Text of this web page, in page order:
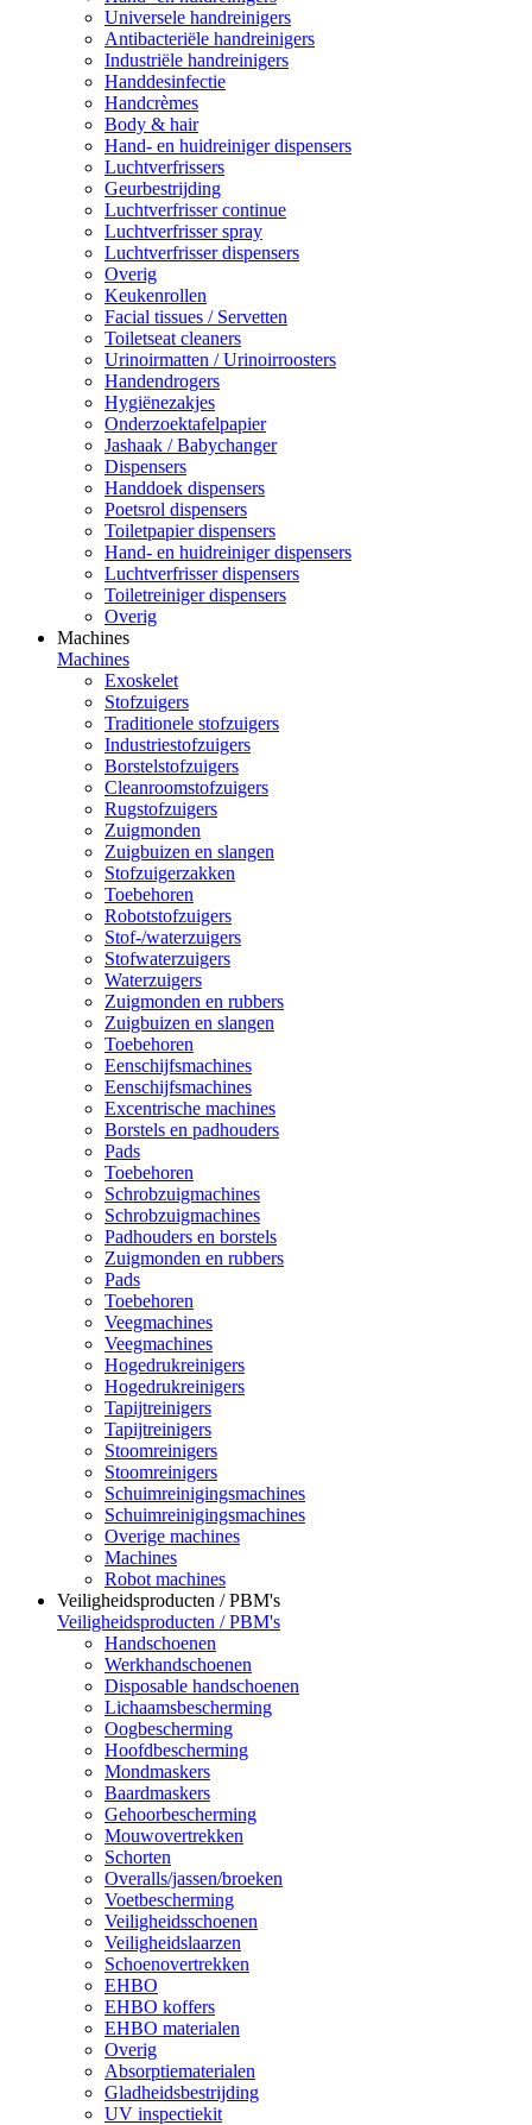
Universele handreinigers
Antibacteriële handreinigers
Industriële handreinigers
Handdesinfectie
Handcrèmes
Body & hair
Hand- en huidreiniger dispensers
Luchtverfrissers
Geurbestrijding
Luchtverfrisser continue
Luchtverfrisser spray
Luchtverfrisser dispensers
Overig
Keukenrollen
Facial tissues / Servetten
Toiletseat cleaners
Urinoirmatten / Urinoirroosters
Handendrogers
Hygiënezakjes
Onderzoektafelpapier
Jashaak / Babychanger
Dispensers
Handdoek dispensers
Poetsrol dispensers
Toiletpapier dispensers
Hand- en huidreiniger dispensers
Luchtverfrisser dispensers
Toiletreiniger dispensers
Overig
Machines
Machines
Exoskelet
Stofzuigers
Traditionele stofzuigers
Industriestofzuigers
Borstelstofzuigers
Cleanroomstofzuigers
Rugstofzuigers
Zuigmonden
Zuigbuizen en slangen
Stofzuigerzakken
Toebehoren
Robotstofzuigers
Stof-/waterzuigers
Stofwaterzuigers
Waterzuigers
Zuigmonden en rubbers
Zuigbuizen en slangen
Toebehoren
Eenschijfsmachines
Eenschijfsmachines
Excentrische machines
Borstels en padhouders
Pads
Toebehoren
Schrobzuigmachines
Schrobzuigmachines
Padhouders en borstels
Zuigmonden en rubbers
Pads
Toebehoren
Veegmachines
Veegmachines
Hogedrukreinigers
Hogedrukreinigers
Tapijtreinigers
Tapijtreinigers
Stoomreinigers
Stoomreinigers
Schuimreinigingsmachines
Schuimreinigingsmachines
Overige machines
Machines
Robot machines
Veiligheidsproducten / PBM's
Veiligheidsproducten / PBM's
Handschoenen
Werkhandschoenen
Disposable handschoenen
Lichaamsbescherming
Oogbescherming
Hoofdbescherming
Mondmaskers
Baardmaskers
Gehoorbescherming
Mouwovertrekken
Schorten
Overalls/jassen/broeken
Voetbescherming
Veiligheidsschoenen
Veiligheidslaarzen
Schoenovertrekken
EHBO
EHBO koffers
EHBO materialen
Overig
Absorptiematerialen
Gladheidsbestrijding
UV inspectiekit